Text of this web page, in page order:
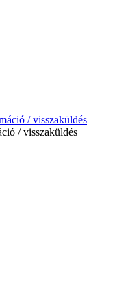
/ visszaküldés
/ visszaküldés